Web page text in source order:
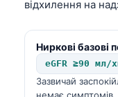
відхилення на
Ниркові базові
eGFR ≥90 мл/
Зазвичай
немає симптомів